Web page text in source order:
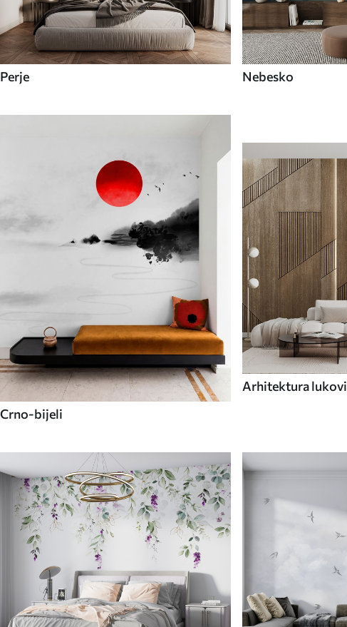
Perje Nebesko
Crno-bijeli
Arhitektura lukovi